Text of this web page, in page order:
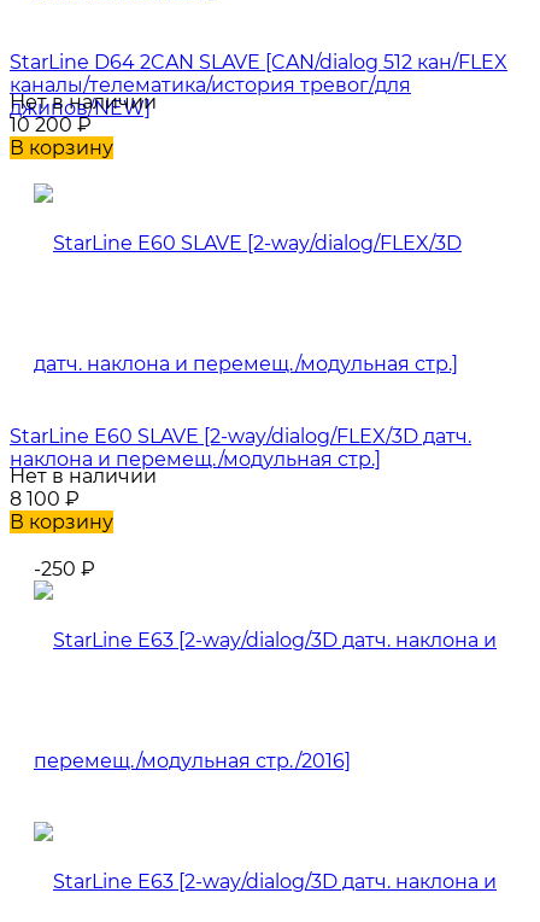
StarLine D64 2CAN SLAVE [CAN/dialog 512 кан/FLEX
каналы/телематика/история тревог/для
джипов/NEW]
Нет в наличии
10 200₽
В корзину
StarLine E60 SLAVE [2-way/dialog/FLEX/3D датч.
наклона и перемещ./модульная стр.]
Нет в наличии
8 100 ₽
В корзину
-250 ₽